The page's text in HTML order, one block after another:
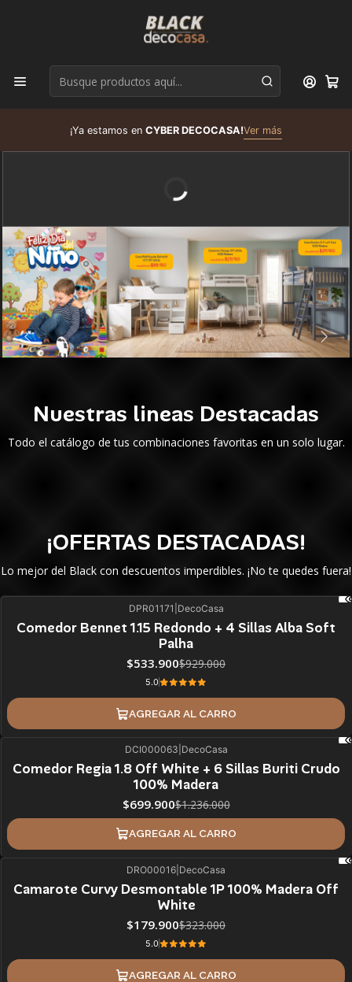
¡Ya estamos en CYBER DECOCASA!Ver más
Nuestras lineas Destacadas
Todo el catálogo de tus combinaciones favoritas en un solo lugar.
¡OFERTAS DESTACADAS!
Lo mejor del Black con descuentos imperdibles. ¡No te quedes fuera!
DPR01171 DecoCasa
Comedor Bennet 1.15 Redondo + 4 Sillas Alba Soft
Palha
$533.900$929.000
5.0
AGREGAR AL CARRO
DCI000063 DecoCasa
Comedor Regia 1.8 Off White + 6 Sillas Buriti Crudo
100% Madera
$699.900$1.236.000
AGREGAR AL CARRO
DRO00016 DecoCasa
Camarote Curvy Desmontable 1P 100% Madera Off
White
$179.900$323.000
5.0
AGREGAR AL CARRO